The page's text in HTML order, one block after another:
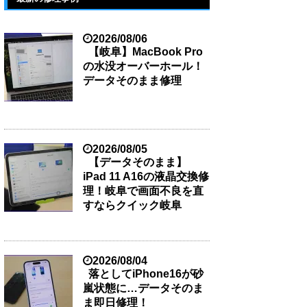
2026/08/06
【岐阜】MacBook Pro
の水没オーバーホール！
データそのまま修理
2026/08/05
【データそのまま】
iPad 11 A16の液晶交換修
理！岐阜で画面不良を直
すならクイック岐阜
2026/08/04
落としてiPhone16が砂
嵐状態に…データそのま
ま即日修理！